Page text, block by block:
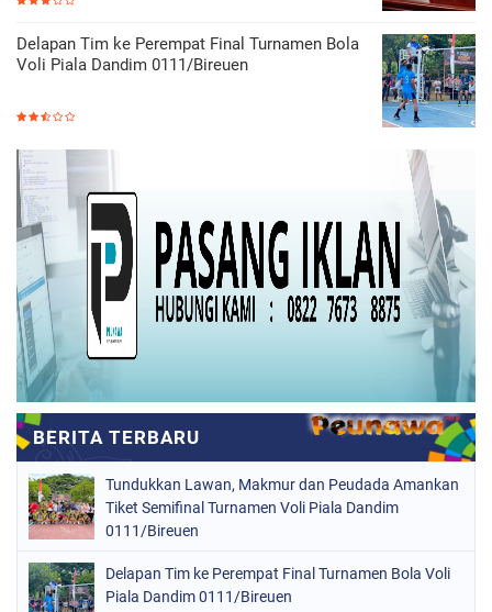
Delapan Tim ke Perempat Final Turnamen Bola
Voli Piala Dandim 0111/Bireuen
Tundukkan Lawan, Makmur dan Peudada Amankan
Tiket Semifinal Turnamen Voli Piala Dandim
0111/Bireuen
Delapan Tim ke Perempat Final Turnamen Bola Voli
Piala Dandim 0111/Bireuen